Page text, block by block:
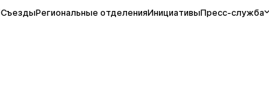
СъездыРегиональные отделенияИнициативыПресс-служба